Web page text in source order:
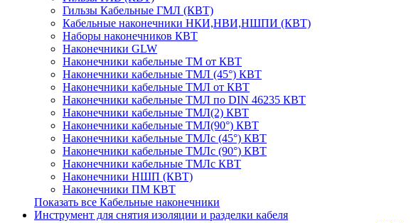
Гильзы Кабельные ГМЛ (КВТ)
Кабельные наконечники НКИ,НВИ,НШПИ (КВТ)
Наборы наконечников КВТ
Наконечники GLW
Наконечники кабельные ТМ от КВТ
Наконечники кабельные ТМЛ (45°) КВТ
Наконечники кабельные ТМЛ от КВТ
Наконечники кабельные ТМЛ по DIN 46235 КВТ
Наконечники кабельные ТМЛ(2) КВТ
Наконечники кабельные ТМЛ(90°) КВТ
Наконечники кабельные ТМЛс (45°) КВТ
Наконечники кабельные ТМЛс (90°) КВТ
Наконечники кабельные ТМЛс КВТ
Наконечники НШП (КВТ)
Наконечники ПМ КВТ
Показать все Кабельные наконечники
Инструмент для снятия изоляции и разделки кабеля